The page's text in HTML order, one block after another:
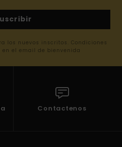
los nuevos inscritos. Condiciones
el email de bienvenida
Contactenos